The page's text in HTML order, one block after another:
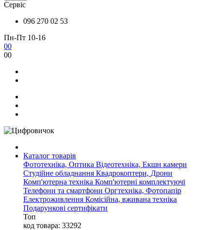
Сервіс
096 270 02 53
Пн-Пт 10-16
00
00
Каталог товарів
Фототехніка, Оптика Відеотехніка, Екшн камери
Студійне обладнання Квадрокоптери, Дрони
Комп'ютерна техніка Комп'ютерні комплектуючі
Телефони та смартфони Оргтехніка, Фотопапір
Електроживлення Комісійна, вживана техніка
Подарункові сертифікати
Топ
код товара: 33292